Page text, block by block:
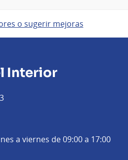
o sugerir mejoras
Interior
a viernes de 09:00 a 17:00